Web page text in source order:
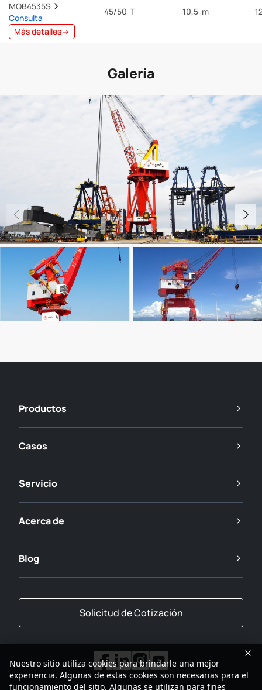
MQB4535S
Consulta
Más detalles→
45/50 T 10,5 m
Galería
Productos
Casos
Servicio
Acerca de
Blog
Solicitud de Cotización
Nuestro sitio utiliza cookies para brindarle una mejor
experiencia. Algunas de estas cookies son necesarias para el
funcionamiento del sitio. Algunas se utilizan para fines